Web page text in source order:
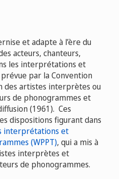
et adapte à l’ère du
acteurs, chanteurs,
les interprétations et
par la Convention
des artistes interprètes ou
de phonogrammes et
(1961). Ces
dispositions figurant dans
interprétations et
(WPPT), qui a mis à
interprètes et
de phonogrammes.